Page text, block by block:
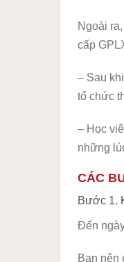
Ngoài
cấp
– Sau
tổ chức
– Học
những
CÁC
Bước 1.
Đến
Bạn nên